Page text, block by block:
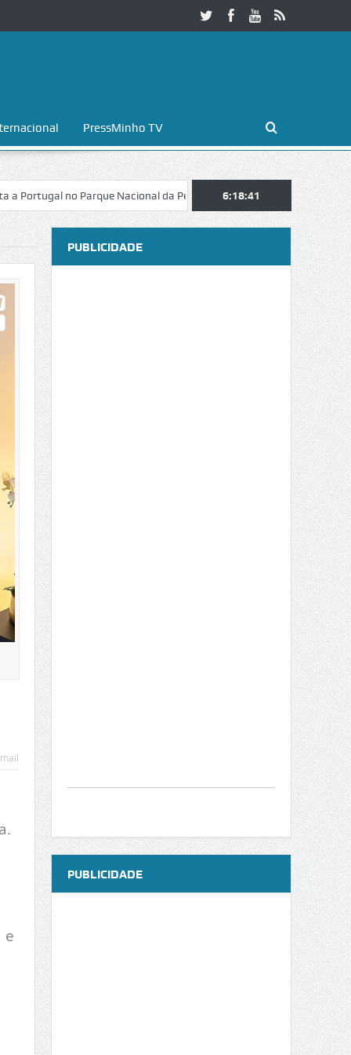
PressMinho TV
no Parque Nacional da Peneda-Gerês Esposende. Galaicofolia
6:18:42
e
PUBLICIDADE
PUBLICIDADE